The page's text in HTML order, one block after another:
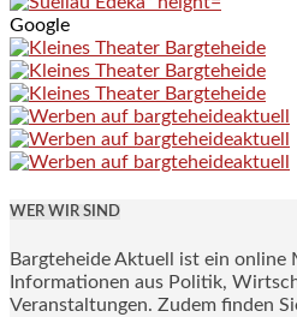
Google
WER WIR SIND
Bargteheide Aktuell ist ein online
Informationen aus Politik,
Veranstaltungen. Zudem finden